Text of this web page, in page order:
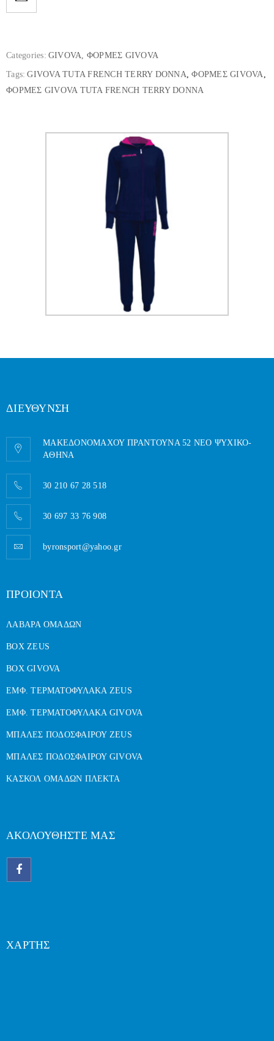
Categories: GIVOVA, ΦΟΡΜΕΣ GIVOVA
Tags: GIVOVA TUTA FRENCH TERRY DONNA,ΦΟΡΜΕΣ GIVOVA,
ΦΟΡΜΕΣ GIVOVA TUTA FRENCH TERRY DONNA
ΔΙΕΥΘΥΝΣΗ
ΜΑΚΕΔΟΝΟΜΑΧΟΥ ΠΡΑΝΤΟΥΝΑ 52 ΝΕΟ ΨΥΧΙΚΟ-
AΘΗΝΑ
30 210 67 28 518
30 697 33 76 908
byronsport@yahoo.gr
ΠΡΟΙΟΝΤΑ
ΛΑΒΑΡΑ ΟΜΑΔΩΝ
BOX ZEUS
BOX GIVOVA
ΕΜΦ. ΤΕΡΜΑΤΟΦΥΛΑΚΑ ZEUS
ΕΜΦ. ΤΕΡΜΑΤΟΦΥΛΑΚΑ GIVOVA
ΜΠΑΛΕΣ ΠΟΔΟΣΦΑΙΡΟΥ ZEUS
ΜΠΑΛΕΣ ΠΟΔΟΣΦΑΙΡΟΥ GIVOVA
ΚΑΣΚΟΛ ΟΜΑΔΩΝ ΠΛΕΚΤΑ
ΑΚΟΛΟΥΘΗΣΤΕ ΜΑΣ
ΧΑΡΤΗΣ